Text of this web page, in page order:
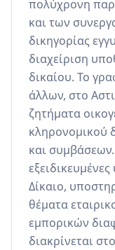
πολύχρονη
και των
δικηγορίας
διαχείριση
δικαίου. Το
άλλων, στο
ζητήματα
κληρονομικού
και
Δίκαιο,
θέματα
εμπορικών
διακρίνεται